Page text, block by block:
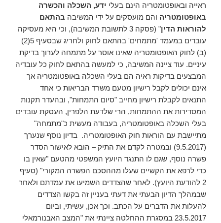
ראייה ובאופטומטריה הינם בעלי ידע, השכלה והכשרה
באופטומטריה והם מועסקים על ידי המשיבה בהתאם
להוראות הדין
" (פסקה 3 לתשובת המשיבה), וכי היא מעסיקה
עובדים במעמד 'מתמחים' בהתאם לחוק ולחריג שבסעיף 5(2)
(ב) לחוק האופטומטריה שאינו אוסר על מתמחה לערוך בדיקת
עיניים. עוד ציינה המשיבה, כי למעשה בהתאם לחוק כל עובדיה
המבצעים בדיקות ראיה הם בעלי השכלה באופטומטריה אך
אינם יכולים לקבל רישיון מטעם משרד הבריאות כי אחד
התנאים לקבלת רישיון מחייב "סיום התמחות", ובהעדר תקנות
המסדירות את ההתמחות, הרי שלדעת הלפרין, העסקת עובדים
בעלי השכלה באופטומטריה, בעבודה מעשית כ"מתמחה"
מתיישבת עם הוראות חוק האופטומטריה. בדיון נוסף שנערך
(9.5.2017) ובמטרה לקדם את התיק – הובא לאישור הסדר
פשרה נוסף, שגם לו התנגד היועץ המשפטי מהטעם "שאין בו
כדי לרפא את הקשיים שעלו מההסכם הפשרה המקורי" (סעיף
2 להודעת היועץ). לאחר שהצדדים השמיעו את עמדתם ולאחר
שבמהלך הדיון הבעתי את דעתי בעניין זה בקשו הצדדים
להעלות את הדברים על הכתב. וכך אכן, עשיתי, וביום
23.5.2017 במסגרת ההחלטה ציינתי את "המצב האבנורמאלי